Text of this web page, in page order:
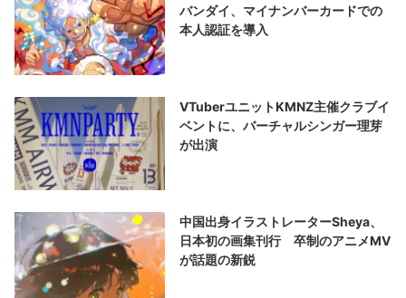
バンダイ、マイナンバーカードでの
本人認証を導入
VTuberユニットKMNZ主催クラブイ
ベントに、バーチャルシンガー理芽
が出演
中国出身イラストレーターSheya、
日本初の画集刊行 卒制のアニメMV
が話題の新鋭